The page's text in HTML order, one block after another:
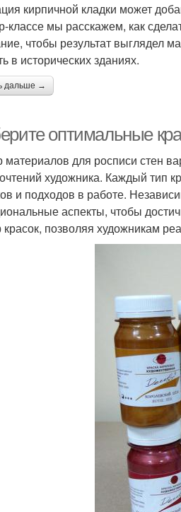
кирпичной кладки может
классе мы расскажем, как
чтобы результат выглядел
в исторических зданиях.
дальше →
оптимальные
для росписи стен
художника. Каждый тип
и подходов в работе.
аспекты, чтобы
позволяя художникам